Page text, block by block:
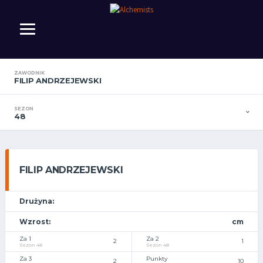
ZAWODNIK
FILIP ANDRZEJEWSKI
SEZON
48
FILIP ANDRZEJEWSKI
Drużyna:
Wzrost: cm
Za 1
Sezon 48 2 Za 2
Sezon 48 1
Za 3 2 Punkty 10